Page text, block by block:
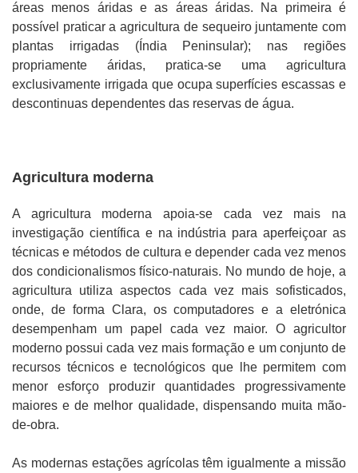
áreas menos áridas e as áreas áridas. Na primeira é
possível praticar a agricultura de sequeiro juntamente com
plantas irrigadas (Índia Peninsular); nas regiões
propriamente áridas, pratica-se uma agricultura
exclusivamente irrigada que ocupa superfícies escassas e
descontinuas dependentes das reservas de água.
Agricultura moderna
A agricultura moderna apoia-se cada vez mais na
investigação científica e na indústria para aperfeiçoar as
técnicas e métodos de cultura e depender cada vez menos
dos condicionalismos físico-naturais. No mundo de hoje, a
agricultura utiliza aspectos cada vez mais sofisticados,
onde, de forma Clara, os computadores e a eletrónica
desempenham um papel cada vez maior. O agricultor
moderno possui cada vez mais formação e um conjunto de
recursos técnicos e tecnológicos que lhe permitem com
menor esforço produzir quantidades progressivamente
maiores e de melhor qualidade, dispensando muita mão-
de-obra.
As modernas estações agrícolas têm igualmente a missão